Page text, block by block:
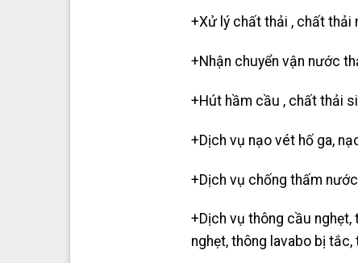
+Xử lý chất thải , chất thải
+Nhận chuyển vận nước
+Hút hầm cầu , chất thải
+Dịch vụ nạo vét hố ga,
+Dịch vụ chống thấm
+Dịch vụ thông cầu nghẹt,
nghẹt, thông lavabo bị